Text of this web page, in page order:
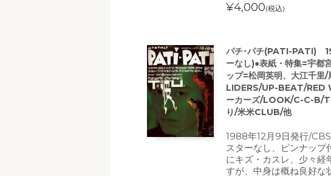
¥4,000(税込)
パチ･パチ(PATI-PATI)
ーなし)●表紙・特集=宇
ップ=松岡英明、大江千
LIDERS/UP-BEAT/RED
ーカーズ/LOOK/C-C-B/
り/米米CLUB/他
1988年12月9日発行/
スターなし、ピンナップ
にキズ・カスレ、少々経
すが、中身は概ね良好な